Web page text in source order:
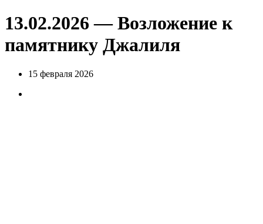
13.02.2026 — Возложение к
памятнику Джалиля
15 февраля 2026